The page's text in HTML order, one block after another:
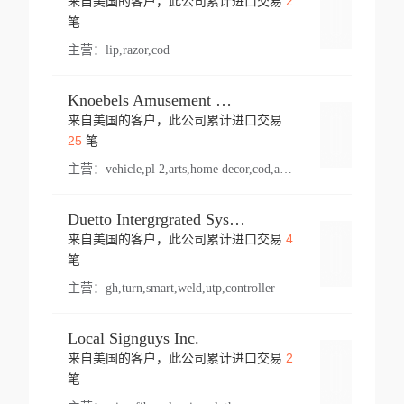
笔
主营： lip,razor,cod
Knoebels Amusement Resort
来自美国的客户，此公司累计进口交易
25笔
主营： vehicle,pl 2,arts,home decor,cod,amusement ride,sea
Duetto Intergrgrated Systems Inc.
来自美国的客户，此公司累计进口交易 4
笔
主营： gh,turn,smart,weld,utp,controller
Local Signguys Inc.
来自美国的客户，此公司累计进口交易 2
笔